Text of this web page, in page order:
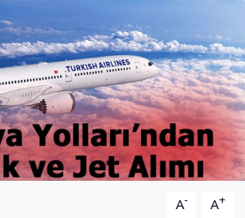
A- A+